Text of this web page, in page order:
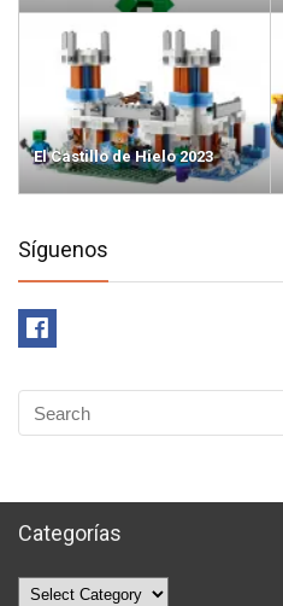
El Castillo de Hielo 2023
Síguenos
Categorías
Categorías